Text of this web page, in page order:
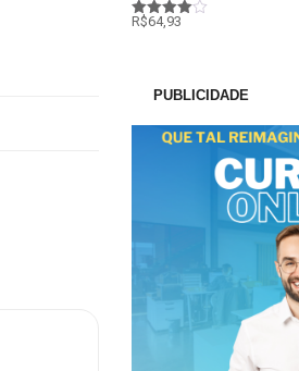
Avaliação
R$64,93
PUBLICIDADE